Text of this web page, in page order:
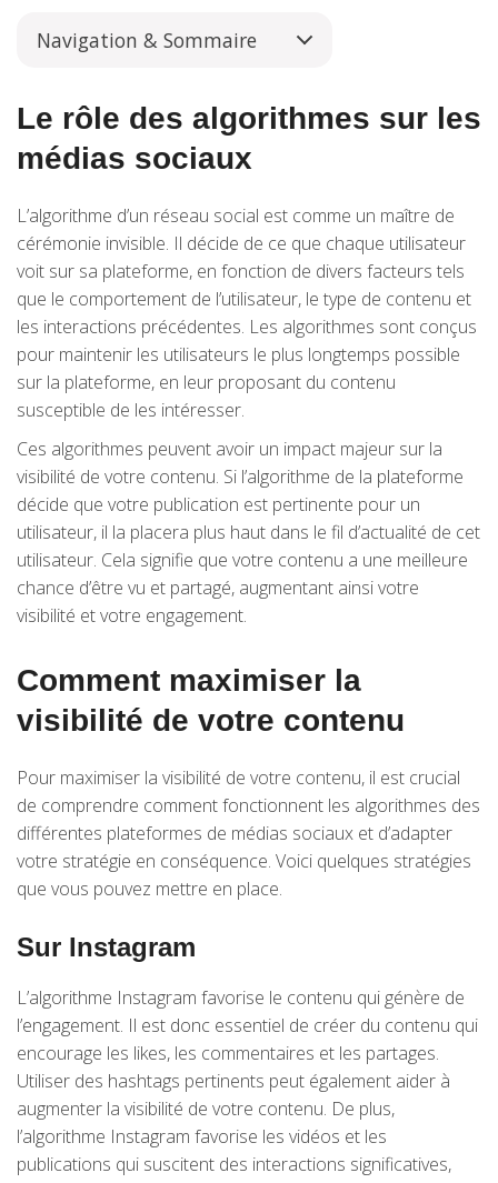
Navigation & Sommaire
Le rôle des algorithmes sur les
médias sociaux
L’algorithme d’un réseau social est comme un maître de
cérémonie invisible. Il décide de ce que chaque utilisateur
voit sur sa plateforme, en fonction de divers facteurs tels
que le comportement de l’utilisateur, le type de contenu et
les interactions précédentes. Les algorithmes sont conçus
pour maintenir les utilisateurs le plus longtemps possible
sur la plateforme, en leur proposant du contenu
susceptible de les intéresser.
Ces algorithmes peuvent avoir un impact majeur sur la
visibilité de votre contenu. Si l’algorithme de la plateforme
décide que votre publication est pertinente pour un
utilisateur, il la placera plus haut dans le fil d’actualité de cet
utilisateur. Cela signifie que votre contenu a une meilleure
chance d’être vu et partagé, augmentant ainsi votre
visibilité et votre engagement.
Comment maximiser la
visibilité de votre contenu
Pour maximiser la visibilité de votre contenu, il est crucial
de comprendre comment fonctionnent les algorithmes des
différentes plateformes de médias sociaux et d’adapter
votre stratégie en conséquence. Voici quelques stratégies
que vous pouvez mettre en place.
Sur Instagram
L’algorithme Instagram favorise le contenu qui génère de
l’engagement. Il est donc essentiel de créer du contenu qui
encourage les likes, les commentaires et les partages.
Utiliser des hashtags pertinents peut également aider à
augmenter la visibilité de votre contenu. De plus,
l’algorithme Instagram favorise les vidéos et les
publications qui suscitent des interactions significatives,